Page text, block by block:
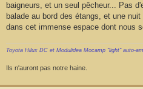
baigneurs, et un seul pêcheur... Pas
balade au bord des étangs, et une
dans cet immense espace dont nous
Toyota Hilux DC et Modulidea Mocamp "light" auto-
Ils n'auront pas notre haine.